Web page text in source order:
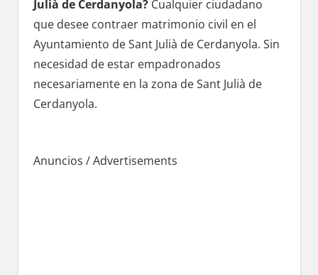
Julià dе Cerdanyola? Cualquier ciudadano
quе desee contraer matrimonio civil en el
Ayuntamiento dе Sant Julià dе Cerdanyola. Sin
necesidad dе estar empadronados
necesariamente en la zona dе Sant Julià dе
Cerdanyola.
Anuncios / Advertisements